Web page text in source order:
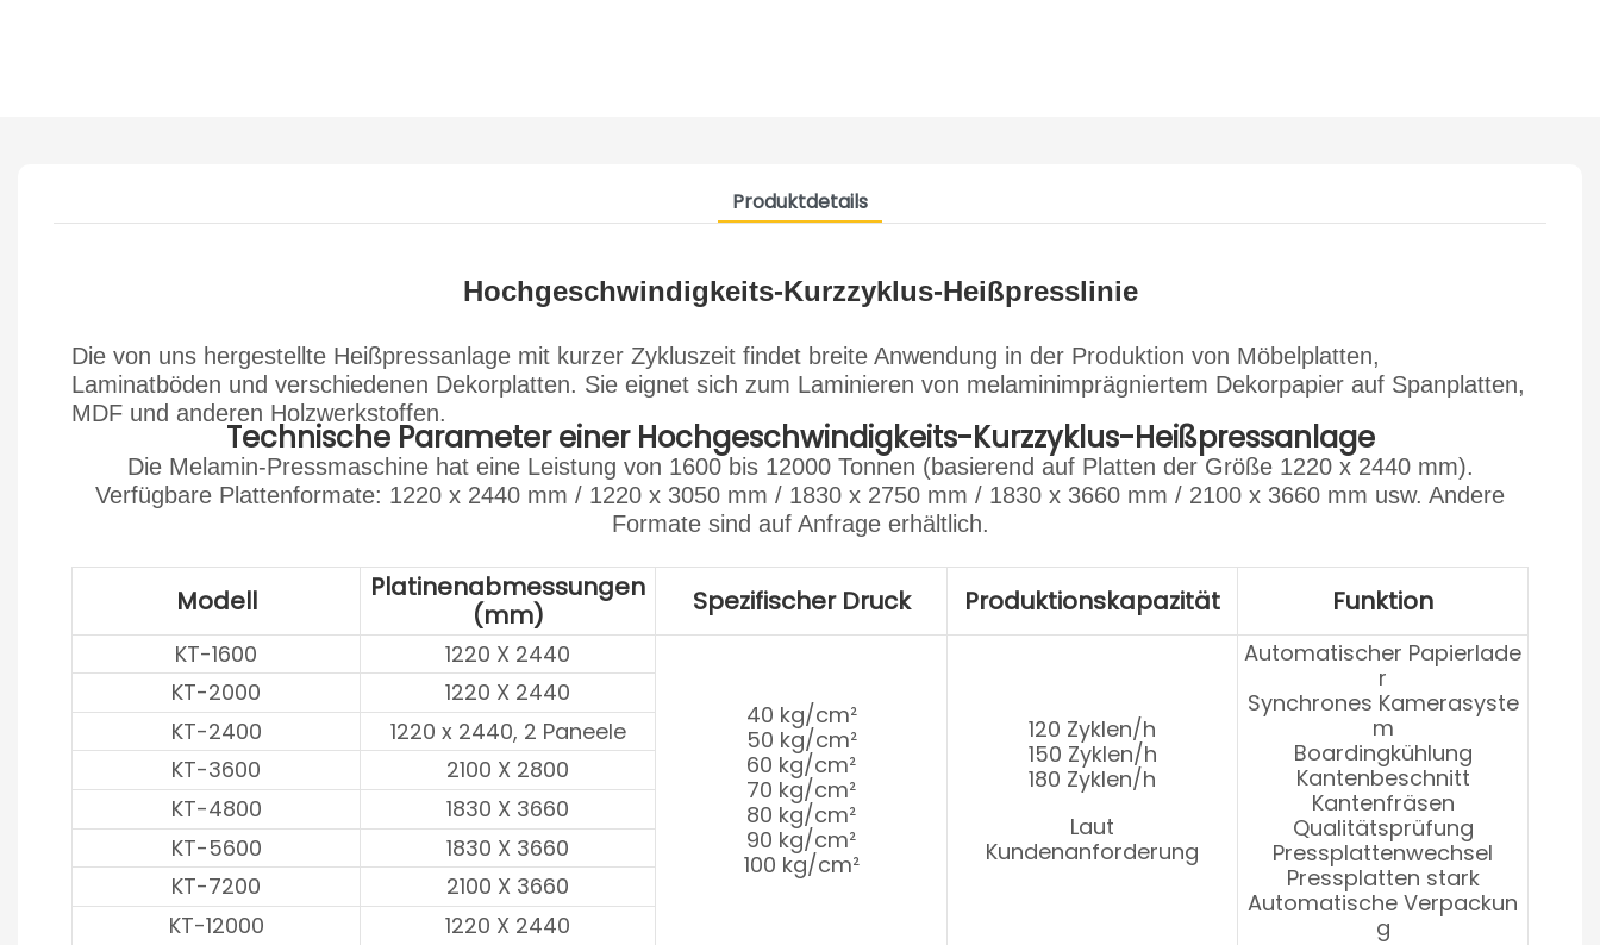
Produktdetails
Hochgeschwindigkeits-Kurzzyklus-Heißpresslinie
Die von uns hergestellte Heißpressanlage mit kurzer Zykluszeit findet breite Anwendung in der Produktion von Möbelplatten,
Laminatböden und verschiedenen Dekorplatten. Sie eignet sich zum Laminieren von melaminimprägniertem Dekorpapier auf Spanplatten,
MDF und anderen Holzwerkstoffen.
Technische Parameter einer Hochgeschwindigkeits-Kurzzyklus-Heißpressanlage
Die Melamin-Pressmaschine hat eine Leistung von 1600 bis 12000 Tonnen (basierend auf Platten der Größe 1220 x 2440 mm).
Verfügbare Plattenformate: 1220 x 2440 mm / 1220 x 3050 mm / 1830 x 2750 mm / 1830 x 3660 mm / 2100 x 3660 mm usw. Andere
Formate sind auf Anfrage erhältlich.
Modell
Platinenabmessungen
(mm)
Spezifischer Druck Produktionskapazität Funktion
KT-1600 1220 X 2440
40 kg/cm²
50 kg/cm²
60 kg/cm²
70 kg/cm²
80 kg/cm²
90 kg/cm²
100 kg/cm²
120 Zyklen/h
150 Zyklen/h
180 Zyklen/h
Laut
Kundenanforderung
Automatischer Papierlade
r
Synchrones Kamerasyste
m
Boardingkühlung
Kantenbeschnitt
Kantenfräsen
Qualitätsprüfung
Pressplattenwechsel
Pressplatten stark
Automatische Verpackun
g
KT-2000
1220 X 2440
KT-2400
1220 x 2440, 2 Paneele
KT-3600
2100 X 2800
KT-4800
1830 X 3660
KT-5600
1830 X 3660
KT-7200
2100 X 3660
KT-12000
1220 X 2440